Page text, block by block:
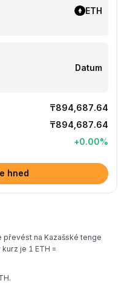
ETH
Datum
₸894,687.64
₸894,687.64
+0.00%
hned
převést na Kazašské tenge
je 1 ETH =